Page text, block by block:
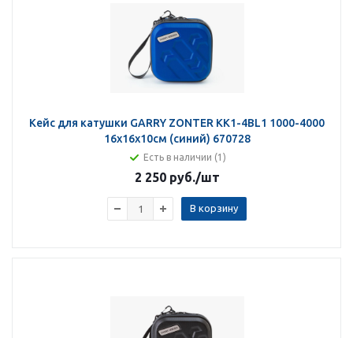
Кейс для катушки GARRY ZONTER KK1-4BL1 1000-4000
16х16х10см (синий) 670728
Есть в наличии (1)
2 250 руб./шт
В корзину